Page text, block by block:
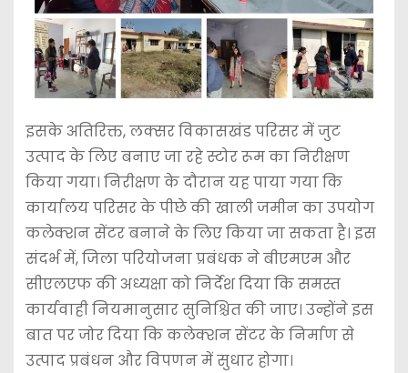
इसके अतिरिक्त, लक्सर विकासखंड परिसर में जुट
उत्पाद के लिए बनाए जा रहे स्टोर रूम का निरीक्षण
किया गया। निरीक्षण के दौरान यह पाया गया कि
कार्यालय परिसर के पीछे की खाली जमीन का उपयोग
कलेक्शन सेंटर बनाने के लिए किया जा सकता है। इस
संदर्भ में, जिला परियोजना प्रबंधक ने बीएमएम और
सीएलएफ की अध्यक्षा को निर्देश दिया कि समस्त
कार्यवाही नियमानुसार सुनिश्चित की जाए। उन्होंने इस
बात पर जोर दिया कि कलेक्शन सेंटर के निर्माण से
उत्पाद प्रबंधन और विपणन में सुधार होगा।